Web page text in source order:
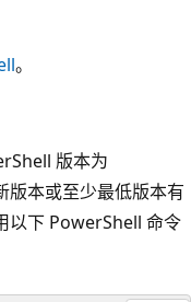
。
版本为
版本或至少最低版本有
以下 PowerShell 命令